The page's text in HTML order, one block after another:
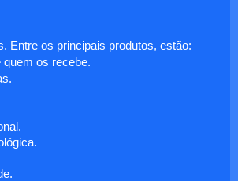
Entre os principais produtos, estão:
quem os recebe.